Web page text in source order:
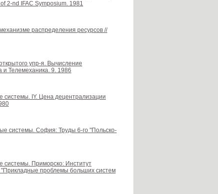
2-nd IFAC Symposium. 1981
распределения ресурсов //
упр-я. Вычисление
и Телемеханика. 9. 1986
системы. IY. Цена децентрализации
системы. София: Труды 6-го "Польско-
системы. Приморско: Институт
проблемы больших систем